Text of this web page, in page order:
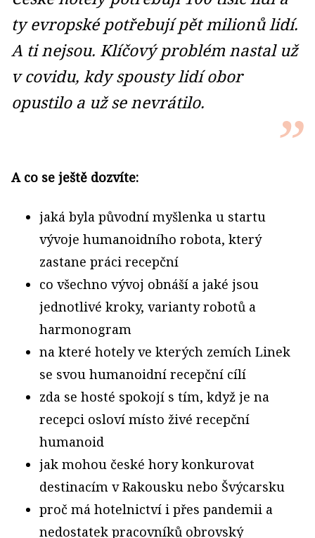
ty evropské potřebují pět milionů lidí.
A ti nejsou. Klíčový problém nastal už
v covidu, kdy spousty lidí obor
opustilo a už se nevrátilo.
A co se ještě dozvíte:
jaká byla původní myšlenka u startu
vývoje humanoidního robota, který
zastane práci recepční
co všechno vývoj obnáší a jaké jsou
jednotlivé kroky, varianty robotů a
harmonogram
na které hotely ve kterých zemích Linek
se svou humanoidní recepční cílí
zda se hosté spokojí s tím, když je na
recepci osloví místo živé recepční
humanoid
jak mohou české hory konkurovat
destinacím v Rakousku nebo Švýcarsku
proč má hotelnictví i přes pandemii a
nedostatek pracovníků obrovský